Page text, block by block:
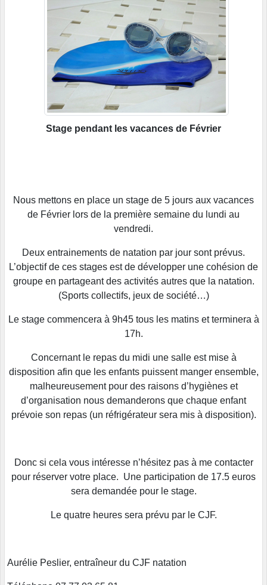
Stage pendant les vacances de Février
Nous mettons en place un stage de 5 jours aux vacances
de Février lors de la première semaine du lundi au
vendredi.
Deux entrainements de natation par jour sont prévus.
L’objectif de ces stages est de développer une cohésion de
groupe en partageant des activités autres que la natation.
(Sports collectifs, jeux de société…)
Le stage commencera à 9h45 tous les matins et terminera à
17h.
Concernant le repas du midi une salle est mise à
disposition afin que les enfants puissent manger ensemble,
malheureusement pour des raisons d’hygiènes et
d’organisation nous demanderons que chaque enfant
prévoie son repas (un réfrigérateur sera mis à disposition).
Donc si cela vous intéresse n’hésitez pas à me contacter
pour réserver votre place. Une participation de 17.5 euros
sera demandée pour le stage.
Le quatre heures sera prévu par le CJF.
Aurélie Peslier, entraîneur du CJF natation